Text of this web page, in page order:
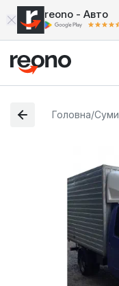
reono - Авто
Головна/Суми